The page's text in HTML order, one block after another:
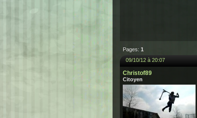
Pages: 1
09/10/12 à 20:07
Christof89
Citoyen